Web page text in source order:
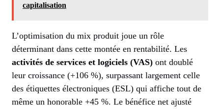
capitalisation
L’optimisation du mix produit joue un rôle
déterminant dans cette montée en rentabilité. Les
activités de services et logiciels (VAS) ont doublé
leur croissance (+106 %), surpassant largement celle
des étiquettes électroniques (ESL) qui affiche tout de
même un honorable +45 %. Le bénéfice net ajusté